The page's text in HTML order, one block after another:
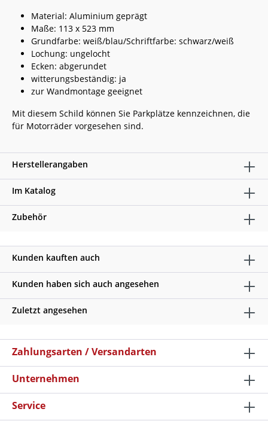
Material: Aluminium geprägt
Maße: 113 x 523 mm
Grundfarbe: weiß/blau/Schriftfarbe: schwarz/weiß
Lochung: ungelocht
Ecken: abgerundet
witterungsbeständig: ja
zur Wandmontage geeignet
Mit diesem Schild können Sie Parkplätze kennzeichnen, die
für Motorräder vorgesehen sind.
Herstellerangaben
Im Katalog
Zubehör
Kunden kauften auch
Kunden haben sich auch angesehen
Zuletzt angesehen
Zahlungsarten / Versandarten
Unternehmen
Service